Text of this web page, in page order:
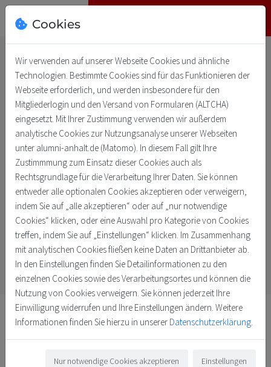
Ehemalige im Sommer zu
Gast
Zurück 3. Sept. 2025
Das große Interesse unserer Alumni an ihrer Hochschule zeigte
Cookies
Wir verwenden auf unserer Webseite Cookies und ähnliche
Technologien. Bestimmte Cookies sind für das Funktionieren der
Webseite erforderlich, und werden insbesondere für den
Mitgliederlogin und den Versand von Formularen (ALTCHA)
eingesetzt. Mit Ihrer Zustimmung verwenden wir außerdem
analytische Cookies zur Nutzungsanalyse unserer Webseiten
unter alumni-anhalt.de (Matomo). In diesem Fall gilt Ihre
Zustimmmung zum Einsatz dieser Cookies auch als
Rechtsgrundlage für die Verarbeitung Ihrer Daten. Sie können
entweder alle optionalen Cookies akzeptieren oder verweigern,
indem Sie auf „alle akzeptieren“ oder auf „nur notwendige
Cookies“ klicken, oder eine Auswahl pro Kategorie von Cookies
treffen, indem Sie auf „Einstellungen“ klicken. Im Zusammenhang
mit analytischen Cookies fließen keine Daten an Drittanbieter ab.
In den Einstellungen finden Sie Detailinformationen zu den
einzelnen Cookies sowie des Verarbeitungsortes und können die
Nutzung von Cookies verweigern. Sie können jederzeit Ihre
Einwilligung widerrufen und Ihre Einstellungen ändern. Weitere
Informationen finden Sie hierzu in unserer Datenschutzerklärung.
Nur notwendige Cookies akzeptieren Einstellungen